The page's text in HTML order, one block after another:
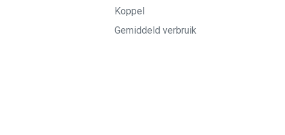
Koppel
Gemiddeld verbruik